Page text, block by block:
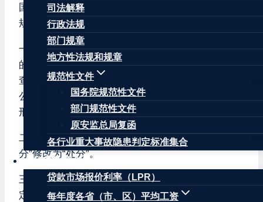
司法解释
行政法规
部门规章
地方性法规和规章
规范性文件
国务院规范性文件
部门规范性文件
原安监总局复函
各行业重大事故隐患判定标准集合
权威数据
贷款市场报价利率（LPR）
每年度各省（市、区）平均工资
国务院决定对《行政执法机关移送涉嫌犯罪案件的
规定》作如下修改：
一、第三条增加一款，作为第二款：“知识产权领域
的违法案件，行政执法机关根据调查收集的证据和
查明的案件事实，认为存在犯罪的合理嫌疑，需要
公安机关采取措施进一步获取证据以判断是否达到
刑事案件立案追诉标准的，应当向公安机关移送。”
二、将第十五条、第十六条、第十七条中的“行政处
分”修改为“处分”。
三、增加一条，作为第十八条：“有关机关存在本规
定第十五条、第十六条、第十七条所列违法行为，